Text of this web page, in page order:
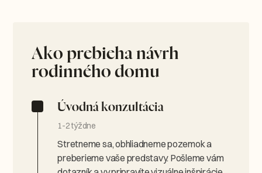
Ako prebieha návrh
rodinného domu
Úvodná konzultácia
1-2 týždne
Stretneme sa, obhliadneme pozemok a
preberieme vaše predstavy. Pošleme vám